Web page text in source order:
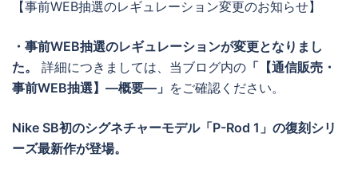
【事前WEB抽選のレギュレーション変更のお知らせ】
・事前WEB抽選のレギュレーションが変更となりまし
た。
詳細につきましては、当ブログ内の 「【通信販売・
事前WEB抽選】―概要―」 をご確認ください。
Nike SB初のシグネチャーモデル「P-Rod 1」の復刻シリ
ーズ最新作が登場。